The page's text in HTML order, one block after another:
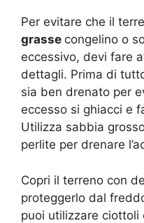
Per evitare che il
grasse congelino o
eccessivo, devi fare
dettagli. Prima di
sia ben drenato per
eccesso si ghiacci e
Utilizza sabbia
perlite per drenare
Copri il terreno con
proteggerlo dal
puoi utilizzare